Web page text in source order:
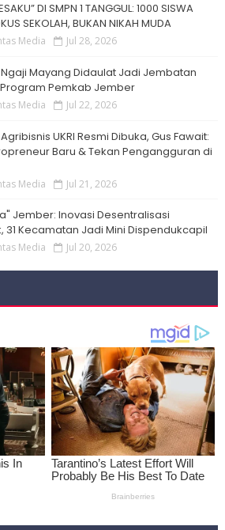
DI SMPN 1 TANGGUL: 1000 SISWA
SEKOLAH, BUKAN NIKAH MUDA
Media Jul 28, 2026
Ngaji Mayang Didaulat Jadi Jembatan
Pemkab Jember
Media Jul 22, 2026
UKRI Resmi Dibuka, Gus Fawait:
Baru & Tekan Pengangguran di
Media Jul 21, 2026
Jember: Inovasi Desentralisasi
31 Kecamatan Jadi Mini Dispendukcapil
Media Jul 20, 2026